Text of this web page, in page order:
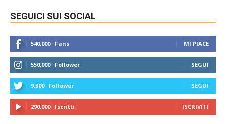
SEGUICI SUI SOCIAL
540,000 Fans MI PIACE
550,000 Follower SEGUI
9,300 Follower SEGUI
290,000 Iscritti ISCRIVITI